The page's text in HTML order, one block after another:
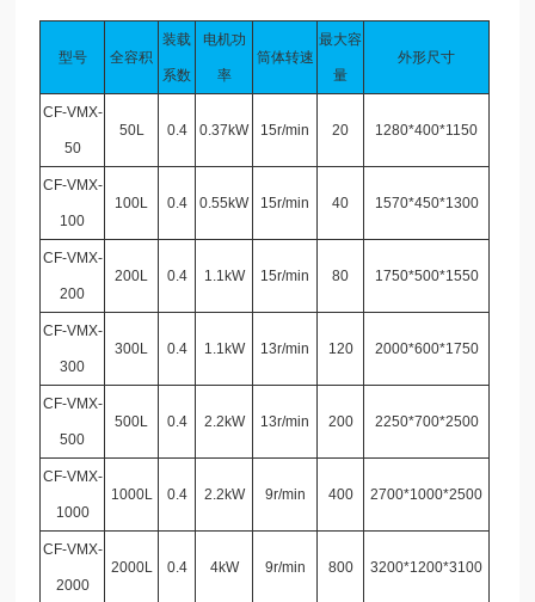
型号 全容积
装载
系数
电机功
率
筒体转速
最大容
量
外形尺寸
CF-VMX-
50
50L 0.4 0.37kW 15r/min 20 1280*400*1150
CF-VMX-
100
100L 0.4 0.55kW 15r/min 40 1570*450*1300
CF-VMX-
200
200L 0.4 1.1kW 15r/min 80 1750*500*1550
CF-VMX-
300
300L 0.4 1.1kW 13r/min 120 2000*600*1750
CF-VMX-
500
500L 0.4 2.2kW 13r/min 200 2250*700*2500
CF-VMX-
1000
1000L 0.4 2.2kW 9r/min 400 2700*1000*2500
CF-VMX-
2000
2000L 0.4 4kW 9r/min 800 3200*1200*3100